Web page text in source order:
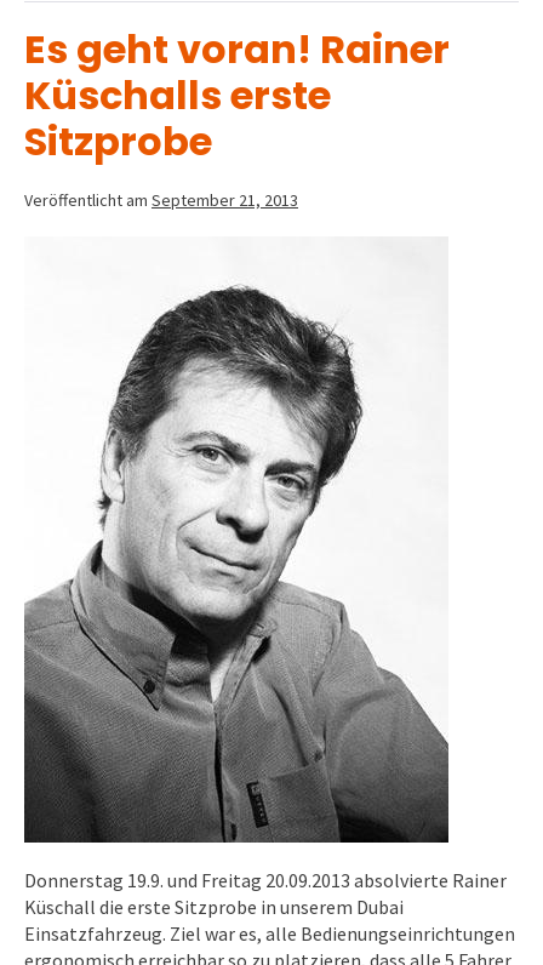
Es geht voran! Rainer
Küschalls erste
Sitzprobe
Veröffentlicht am September 21, 2013
Donnerstag 19.9. und Freitag 20.09.2013 absolvierte Rainer
Küschall die erste Sitzprobe in unserem Dubai
Einsatzfahrzeug. Ziel war es, alle Bedienungseinrichtungen